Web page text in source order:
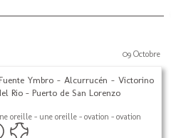
09 Octobre
Ymbro - Alcurrucén - Victorino
Rio - Puerto de San Lorenzo
oreille - une oreille - ovation - ovation